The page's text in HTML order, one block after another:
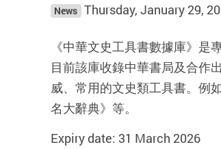
News Thursday, January 29,
《中華文史工具書數據庫》是
目前該庫收錄中華書局及合作
威、常用的文史類工具書。例
名大辭典》等。
Expiry date: 31 March 2026